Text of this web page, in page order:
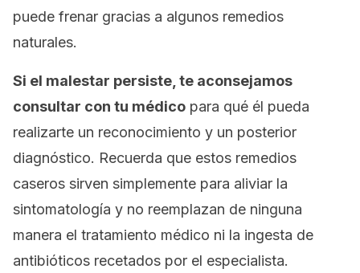
puede frenar gracias a algunos remedios
naturales.
Si el malestar persiste, te aconsejamos
consultar con tu médico para qué él pueda
realizarte un reconocimiento y un posterior
diagnóstico. Recuerda que estos remedios
caseros sirven simplemente para aliviar la
sintomatología y no reemplazan de ninguna
manera el tratamiento médico ni la ingesta de
antibióticos recetados por el especialista.